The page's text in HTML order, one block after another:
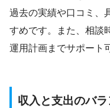
過去の実績や口コミ、
すめです。また、相談
運用計画までサポート
収入と支出のバ